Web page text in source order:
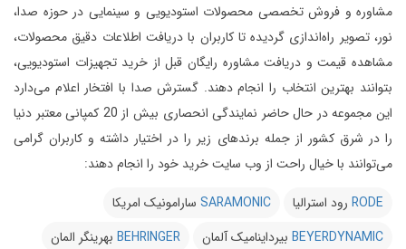
مشاوره و فروش تخصصی محصولات استودیویی و سینمایی در حوزه صدا،
نور، تصویر راه‌اندازی گردیده تا کاربران با دریافت اطلاعات دقیق محصولات،
مشاهده قیمت و دریافت مشاوره رایگان قبل از خرید تجهیزات استودیویی،
بتوانند بهترین انتخاب را انجام دهند. گسترش صدا با افتخار اعلام می‌دارد
این مجموعه در حال حاضر نمایندگی انحصاری بیش از 20 کمپانی معتبر دنیا
را در شرق کشور از جمله برندهای زیر را در اختیار داشته و کاربران گرامی
می‌توانند با خیال راحت از وب سایت خرید خود را انجام دهند:
RODE رود استرالیا SARAMONIC سارامونیک امریکا
BEYERDYNAMIC بیرداینامیک آلمان BEHRINGER بهرینگر المان